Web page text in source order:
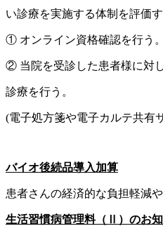
い診療を実施する体制を評価
① オンライン資格確認を行う。
② 当院を受診した患者様に対
診療を行う。
(電子処方箋や電子カルテ共有
バイオ後続品導入加算
患者さんの経済的な負担軽減
生活習慣病管理料（ ）のお